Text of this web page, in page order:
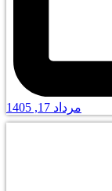
مرداد 17, 1405